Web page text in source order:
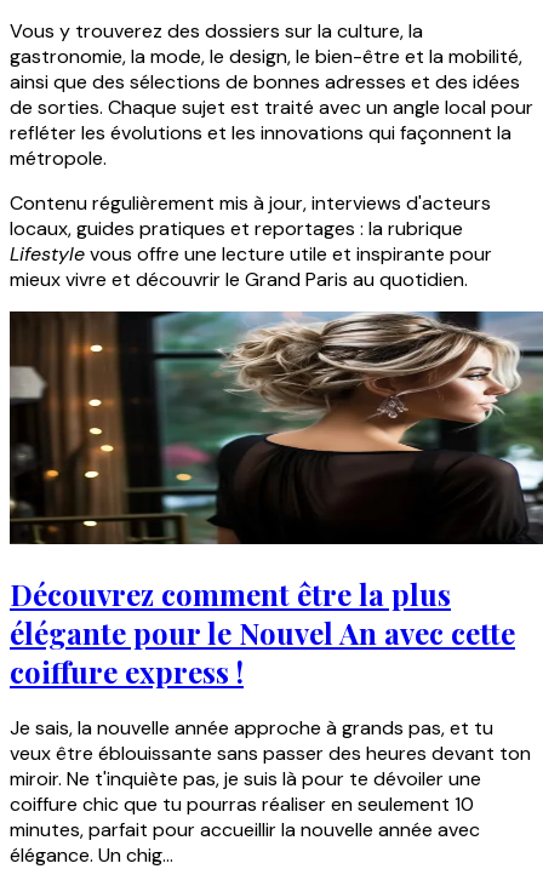
Vous y trouverez des dossiers sur la culture, la
gastronomie, la mode, le design, le bien-être et la mobilité,
ainsi que des sélections de bonnes adresses et des idées
de sorties. Chaque sujet est traité avec un angle local pour
refléter les évolutions et les innovations qui façonnent la
métropole.
Contenu régulièrement mis à jour, interviews d'acteurs
locaux, guides pratiques et reportages : la rubrique
Lifestylevous offre une lecture utile et inspirante pour
mieux vivre et découvrir le Grand Paris au quotidien.
Découvrez comment être la plus
élégante pour le Nouvel An avec cette
coiffure express !
Je sais, la nouvelle année approche à grands pas, et tu
veux être éblouissante sans passer des heures devant ton
miroir. Ne t'inquiète pas, je suis là pour te dévoiler une
coiffure chic que tu pourras réaliser en seulement 10
minutes, parfait pour accueillir la nouvelle année avec
élégance. Un chig...